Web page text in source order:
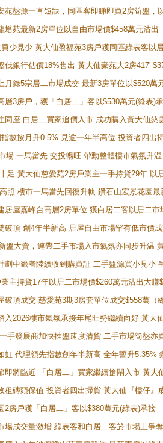
苑盤源一直短缺，同區客即睇即買2房筍盤，
蟠苑最新2房單位以自由市場價$458萬元沽出
少見少 黃大仙盈福苑3房戶獲同區綠表客以
低銀行估價18%售出 黃大仙豪苑大2房417'
月錄5宗居二市場成交 最新3房單位以$520萬
層3房戶，獲「白居二」客以$530萬元(綠表)
同座 白居二買家追價入市 成功購入黃大仙
數按月升0.5% 見逾一年半高位 投資者四
場 一馬當先 交投暢旺 帶動整體樓市氣氛升
足 黃大仙慈愛苑2房戶業主一手持貨29年 以
照 樓市一馬當先回復升軌 鑽石山宏景花園
居屋嘉峰台高層2房單位 獲白居二客以居二市
破頂 創4年半新高 居屋自由市場罕有低市價
盤大賣，連帶二手市場入市氣氛亦同步升温
劃中籤者陸續收到購買証 二手盤源買小見小
主持貨17年以居二市場價$260萬元沽出大賺
破頂成交 慈愛苑3期3房套單位成交$558萬（
入2026樓市氣氛承接年尾旺勢繼續向好 黃
手發展商加快推盤速度清貨 二手市場筍盤
虹 代理領先指數創年半新高 全年暫升5.35%
即將臨近 「白居二」買家繼續搶閘入市 黃
租磚頭保值 投資者四出掃貨 黃大仙『樓仔
2房戶獲「白居二」客以$380萬元(綠表)承接
場成交量激增 綠表客和白居二客於市場上